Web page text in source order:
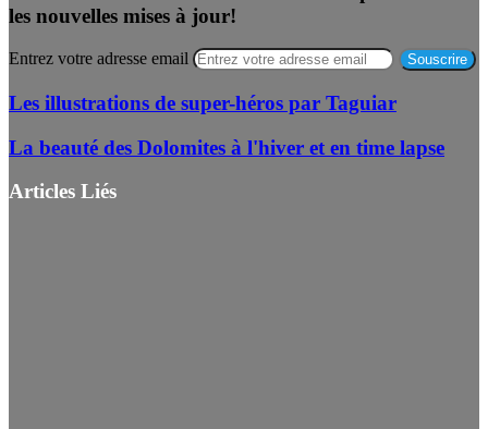
les nouvelles mises à jour!
Entrez votre adresse email
Les illustrations de super-héros par Taguiar
La beauté des Dolomites à l'hiver et en time lapse
Articles Liés